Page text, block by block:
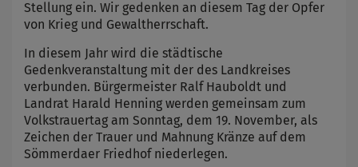
Stellung ein. Wir gedenken an diesem Tag der Opfer
von Krieg und Gewaltherrschaft.
In diesem Jahr wird die städtische
Gedenkveranstaltung mit der des Landkreises
verbunden. Bürgermeister Ralf Hauboldt und
Landrat Harald Henning werden gemeinsam zum
Volkstrauertag am Sonntag, dem 19. November, als
Zeichen der Trauer und Mahnung Kränze auf dem
Sömmerdaer Friedhof niederlegen.